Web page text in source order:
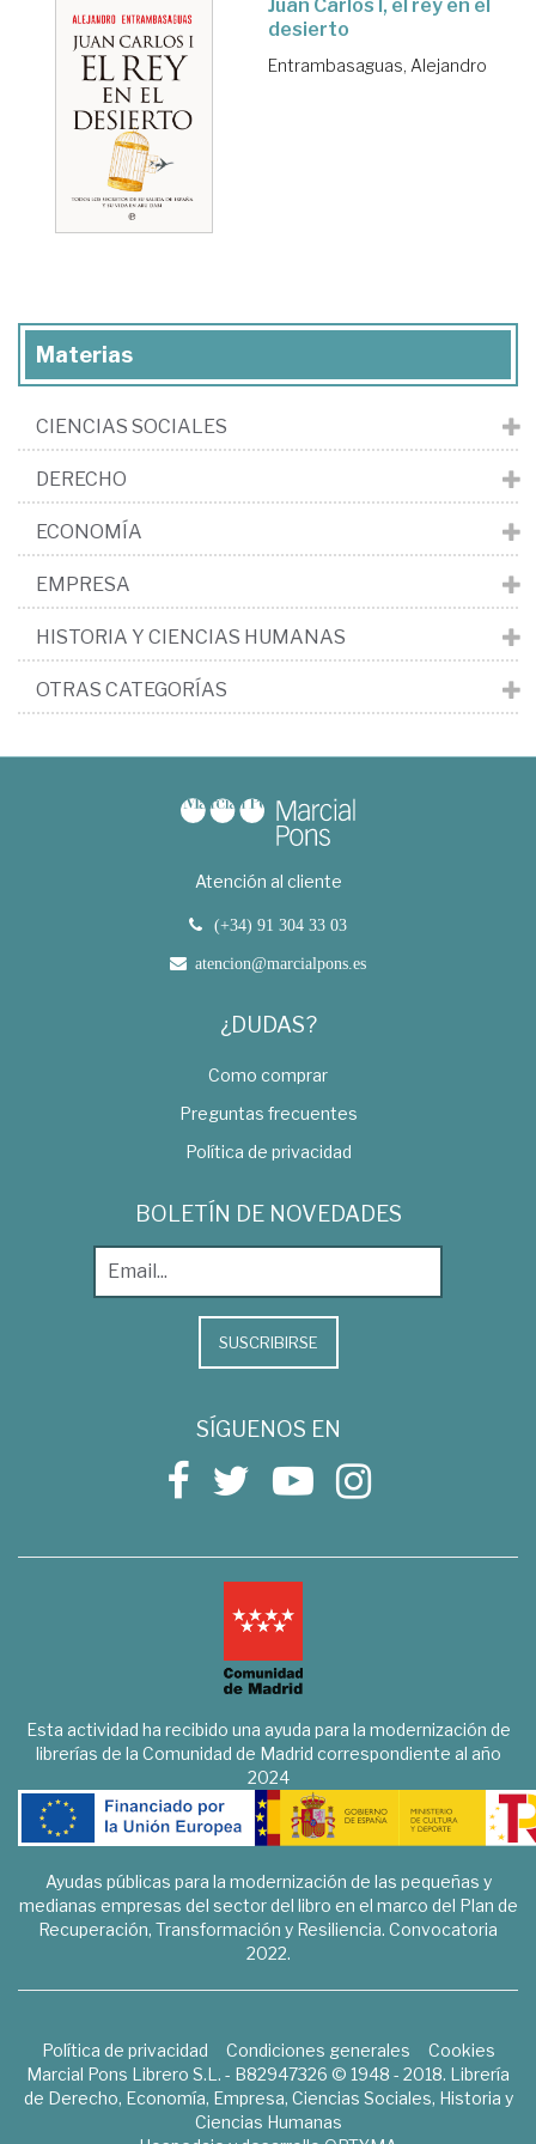
Juan Carlos I, el rey en el
desierto
Entrambasaguas, Alejandro
Materias
CIENCIAS SOCIALES
DERECHO
ECONOMÍA
EMPRESA
HISTORIA Y CIENCIAS HUMANAS
OTRAS CATEGORÍAS
Atención al cliente
(+34) 91 304 33 03
atencion@marcialpons.es
¿DUDAS?
Como comprar
Preguntas frecuentes
Política de privacidad
BOLETÍN DE NOVEDADES
SUSCRIBIRSE
SÍGUENOS EN
Esta actividad ha recibido una ayuda para la modernización de
librerías de la Comunidad de Madrid correspondiente al año
2024
Ayudas públicas para la modernización de las pequeñas y
medianas empresas del sector del libro en el marco del Plan de
Recuperación, Transformación y Resiliencia. Convocatoria
2022.
Política de privacidad Condiciones generales
Cookies
Marcial Pons Librero S.L. - B82947326 © 1948 - 2018. Librería
de Derecho, Economía, Empresa, Ciencias Sociales, Historia y
Ciencias Humanas